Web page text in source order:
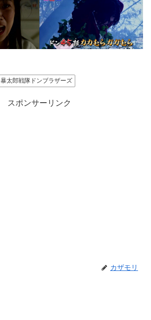
暴太郎戦隊ドンブラザーズ
スポンサーリンク
カザモリ